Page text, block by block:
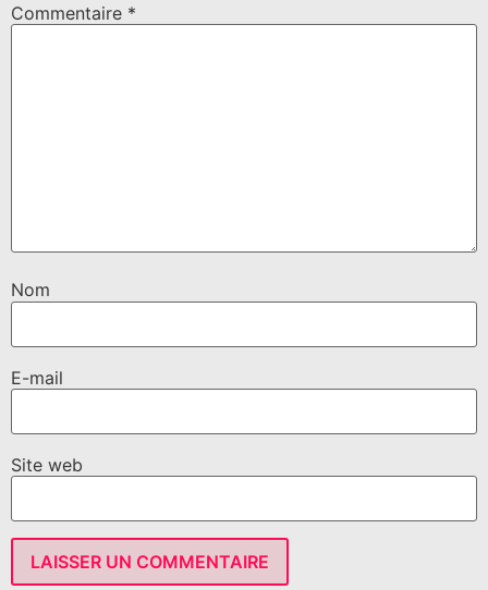
Commentaire *
Nom
E-mail
Site web